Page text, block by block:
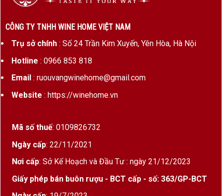
CÔNG TY TNHH WINE HOME VIỆT NAM
Trụ sở chính: Số 24 Trần Kim Xuyến, Yên Hòa, Hà Nội
Hotline : 0966 853 818
Email: ruouvangwinehome@gmail.com
Website : https://winehome.vn
Mã số thuế: 0109826732
Ngày cấp: 22/11/2021
Nơi cấp: Sở Kế Hoạch và Đầu Tư : ngày 21/12/2023
Giấy phép bán buôn rượu - BCT cấp - số: 363/GP-BCT